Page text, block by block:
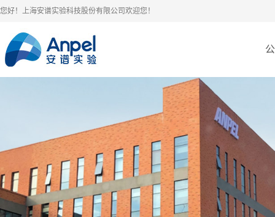
您好！上海安谱实验科技股份有限公司欢迎您！